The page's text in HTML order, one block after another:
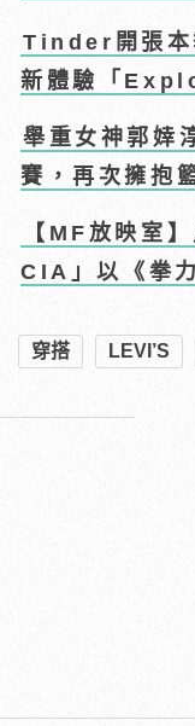
Tinder開張本
新體驗「
舉重女神郭婞
賽，再次擁抱
【MF放映室
CIA」以《拳
穿搭 LEVI’S